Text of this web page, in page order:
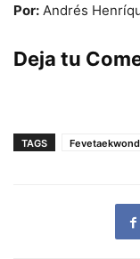
Por: Andrés
Deja tu
TAGS